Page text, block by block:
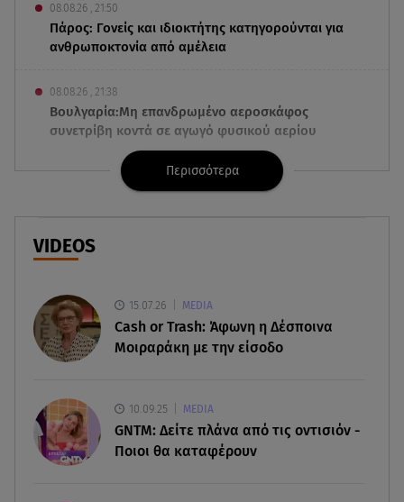
08.08.26 , 21:50
Πάρος: Γονείς και ιδιοκτήτης κατηγορούνται για
ανθρωποκτονία από αμέλεια
08.08.26 , 21:38
Βουλγαρία:Μη επανδρωμένο αεροσκάφος
συνετρίβη κοντά σε αγωγό φυσικού αερίου
Φωτιά στην Αττικοβοιωτία: Ενέργεια ίση με έξι
ατομικές βόμβες
08.08.26 , 21:20
από τη νέα συμμαχία
08.08.26 , 19:19
Τραγωδία στην Πάρο: Νεκρό 4χρονο παιδί σε
08.08.26 , 18:51
BYD: Στην 91η θέση της λίστας Fortune Global
500 για το 2026
Περισσότερα
VIDEOS
15.07.26 MEDIA
Cash or Trash: Άφωνη η Δέσποινα
Μοιραράκη με την είσοδο
10.09.25 MEDIA
GNTM: Δείτε πλάνα από τις οντισιόν -
Ποιοι θα καταφέρουν